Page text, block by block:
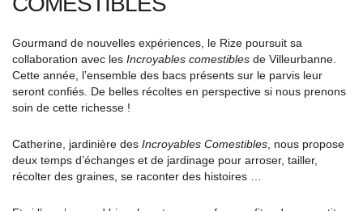
Gourmand de nouvelles expériences, le Rize poursuit sa
collaboration avec les Incroyables comestibles de Villeurbanne.
Cette année, l’ensemble des bacs présents sur le parvis leur
seront confiés. De belles récoltes en perspective si nous prenons
soin de cette richesse !
Catherine, jardinière des Incroyables Comestibles , nous propose
deux temps d’échanges et de jardinage pour arroser, tailler,
récolter des graines, se raconter des histoires …